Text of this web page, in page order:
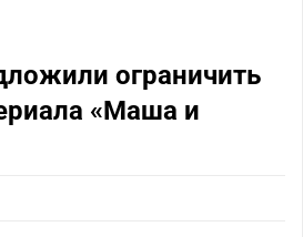
ограничить
«Маша и